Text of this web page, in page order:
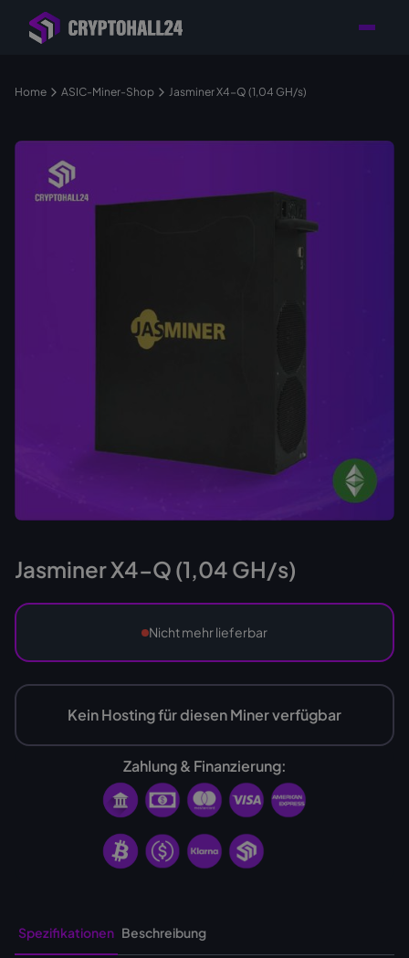
Händler mit Standort
in Deutschland
Ihr Mining-Projekt
Ansprechpartner
Home ASIC-Miner-Shop Jasminer X4-Q (1,04 GH/s)
Jasminer X4-Q (1,04 GH/s)
Nicht mehr lieferbar
Kein Hosting für diesen Miner verfügbar
Zahlung & Finanzierung:
Spezifikationen Beschreibung